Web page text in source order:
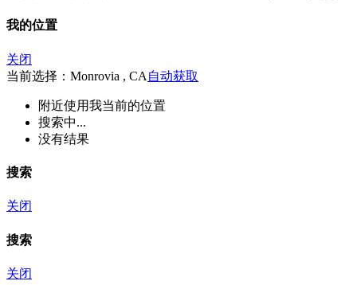
我的位置
关闭
当前选择：Monrovia , CA 自动获取
附近使用我当前的位置
搜索中...
没有结果
搜索
关闭
搜索
关闭